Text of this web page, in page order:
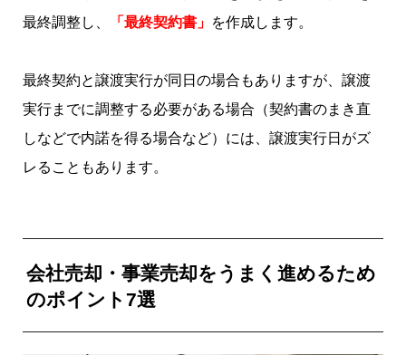
最終調整し、
「最終契約書」 を作成します。
最終契約と譲渡実行が同日の場合もありますが、譲渡
実行までに調整する必要がある場合（契約書のまき直
しなどで内諾を得る場合など）には、譲渡実行日がズ
レることもあります。
会社売却・事業売却をうまく進めるため
のポイント7選